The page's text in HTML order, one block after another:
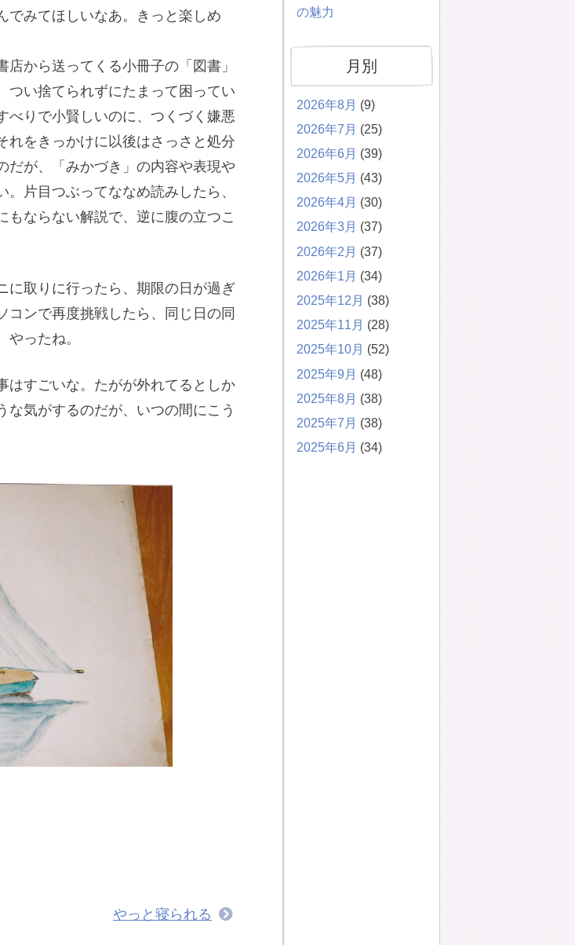
でみてほしいなあ。きっと楽しめ
から送ってくる小冊子の「図書」
つい捨てられずにたまって困ってい
べりで小賢しいのに、つくづく嫌悪
れをきっかけに以後はさっさと処分
だが、「みかづき」の内容や表現や
片目つぶってななめ読みしたら、
もならない解説で、逆に腹の立つこ
に取りに行ったら、期限の日が過ぎ
ンで再度挑戦したら、同じ日の同
ったね。
はすごいな。たがが外れてるとしか
気がするのだが、いつの間にこう
やっと寝られる
の魅力
月別
2026年8月 (9)
2026年7月 (25)
2026年6月 (39)
2026年5月 (43)
2026年4月 (30)
2026年3月 (37)
2026年2月 (37)
2026年1月 (34)
2025年12月 (38)
2025年11月 (28)
2025年10月 (52)
2025年9月 (48)
2025年8月 (38)
2025年7月 (38)
2025年6月 (34)